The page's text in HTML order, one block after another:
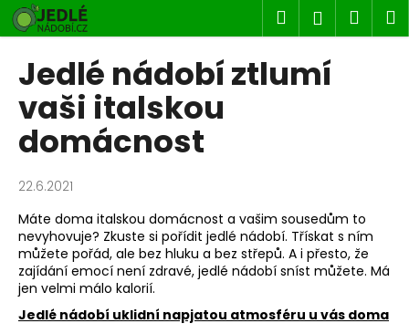
Přejít
na
obsah
Hledat
Jedlé nádobí ztlumí
vaši italskou
domácnost
22.6.2021
Máte doma italskou domácnost a vašim sousedům to
nevyhovuje? Zkuste si pořídit jedlé nádobí. Třískat s ním
můžete pořád, ale bez hluku a bez střepů. A i přesto, že
zajídání emocí není zdravé, jedlé nádobí sníst můžete. Má
jen velmi málo kalorií.
Jedlé nádobí uklidní napjatou atmosféru u vás doma
K
o
C
o
p
t
ř
e
b
u
j